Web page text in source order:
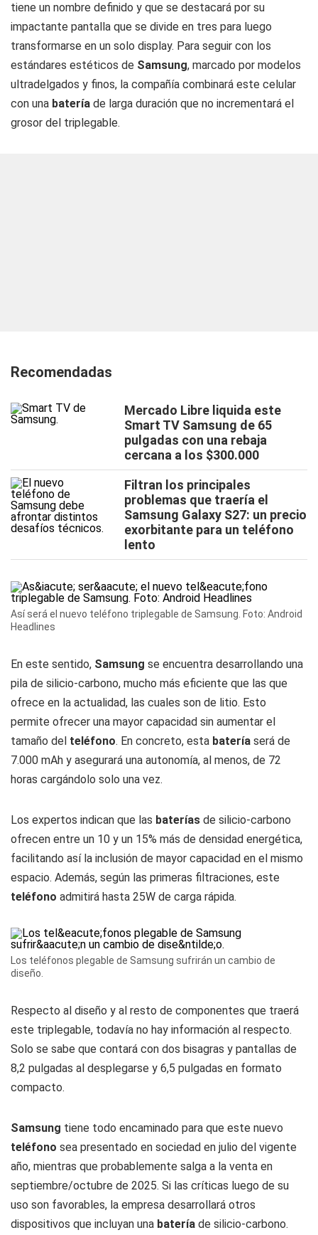
tiene un nombre definido y que se destacará por su
impactante pantalla que se divide en tres para luego
transformarse en un solo display. Para seguir con los
estándares estéticos de Samsung, marcado por modelos
ultradelgados y finos, la compañía combinará este celular
con una batería de larga duración que no incrementará el
grosor del triplegable.
Recomendadas
Mercado Libre liquida este
Smart TV Samsung de 65
pulgadas con una rebaja
cercana a los $300.000
Filtran los principales
problemas que traería el
Samsung Galaxy S27: un precio
exorbitante para un teléfono
lento
Así será el nuevo teléfono triplegable de Samsung. Foto: Android
Headlines
En este sentido, Samsung se encuentra desarrollando una
pila de silicio-carbono, mucho más eficiente que las que
ofrece en la actualidad, las cuales son de litio. Esto
permite ofrecer una mayor capacidad sin aumentar el
tamaño del teléfono. En concreto, esta batería será de
7.000 mAh y asegurará una autonomía, al menos, de 72
horas cargándolo solo una vez.
Los expertos indican que las baterías de silicio-carbono
ofrecen entre un 10 y un 15% más de densidad energética,
facilitando así la inclusión de mayor capacidad en el mismo
espacio. Además, según las primeras filtraciones, este
teléfono admitirá hasta 25W de carga rápida.
Los teléfonos plegable de Samsung sufrirán un cambio de
diseño.
Respecto al diseño y al resto de componentes que traerá
este triplegable, todavía no hay información al respecto.
Solo se sabe que contará con dos bisagras y pantallas de
8,2 pulgadas al desplegarse y 6,5 pulgadas en formato
compacto.
Samsung tiene todo encaminado para que este nuevo
teléfono sea presentado en sociedad en julio del vigente
año, mientras que probablemente salga a la venta en
septiembre/octubre de 2025. Si las críticas luego de su
uso son favorables, la empresa desarrollará otros
dispositivos que incluyan una batería de silicio-carbono.